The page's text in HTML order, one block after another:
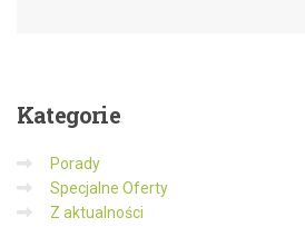
Kategorie
Porady
Specjalne Oferty
Z aktualności